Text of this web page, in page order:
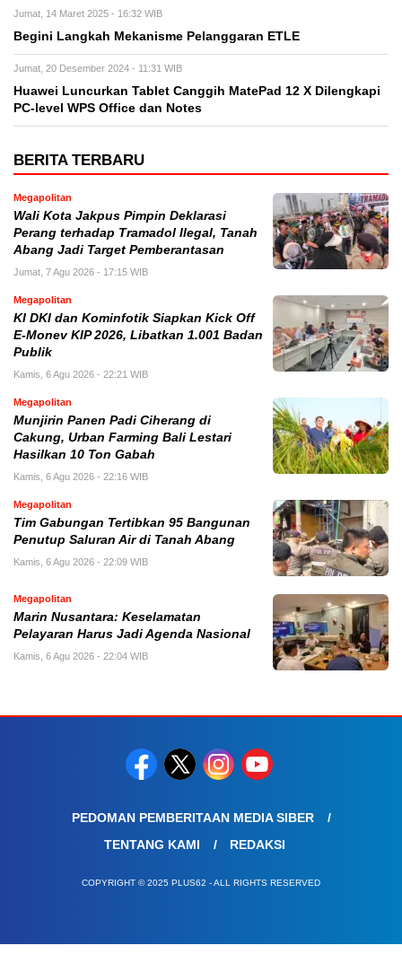
Jumat, 14 Maret 2025 - 16:32 WIB
Begini Langkah Mekanisme Pelanggaran ETLE
Jumat, 20 Desember 2024 - 11:31 WIB
Huawei Luncurkan Tablet Canggih MatePad 12 X Dilengkapi
PC-level WPS Office dan Notes
BERITA TERBARU
Megapolitan
Wali Kota Jakpus Pimpin Deklarasi
Perang terhadap Tramadol Ilegal, Tanah
Abang Jadi Target Pemberantasan
Jumat, 7 Agu 2026 - 17:15 WIB
Megapolitan
KI DKI dan Kominfotik Siapkan Kick Off
E-Monev KIP 2026, Libatkan 1.001 Badan
Publik
Kamis, 6 Agu 2026 - 22:21 WIB
Megapolitan
Munjirin Panen Padi Ciherang di
Cakung, Urban Farming Bali Lestari
Hasilkan 10 Ton Gabah
Kamis, 6 Agu 2026 - 22:16 WIB
Megapolitan
Tim Gabungan Tertibkan 95 Bangunan
Penutup Saluran Air di Tanah Abang
Kamis, 6 Agu 2026 - 22:09 WIB
Megapolitan
Marin Nusantara: Keselamatan
Pelayaran Harus Jadi Agenda Nasional
Kamis, 6 Agu 2026 - 22:04 WIB
PEDOMAN PEMBERITAAN MEDIA SIBER
TENTANG KAMI
REDAKSI
COPYRIGHT © 2025 PLUS62 - ALL RIGHTS RESERVED